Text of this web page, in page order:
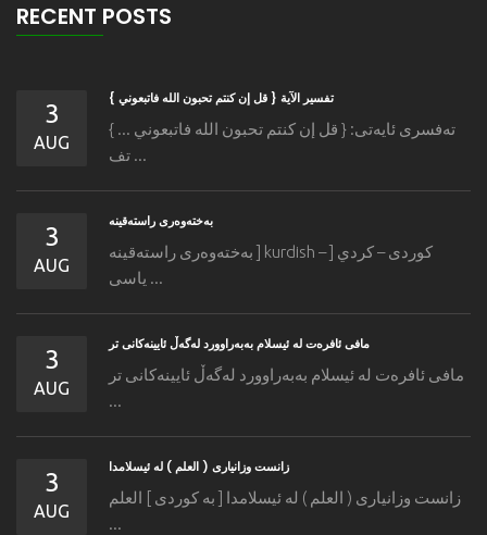
RECENT POSTS
3
AUG
تفسير الآية { قل إن كنتم تحبون الله فاتبعوني }
ته‌فسری ئایه‌تی: { قل إن كنتم تحبون الله فاتبعوني ... }
تف ...
3
AUG
به‌خته‌وه‌رى راسته‌قینه
به‌خته‌وه‌رى راسته‌قینه ] kurdish – كوردی – كردي [
یاسی ...
3
AUG
مافى ئافره‌ت له‌ ئیسلام به‌به‌راوورد له‌گه‌ڵ ئایینه‌کانی تر
مافى ئافره‌ت له‌ ئیسلام به‌به‌راوورد له‌گه‌ڵ ئایینه‌کانی تر
...
3
AUG
زانست وزانیاری ( العلم ) له ئیسلامدا
زانست وزانیاری ( العلم ) له ئیسلامدا [ به كوردی ] العلم
...